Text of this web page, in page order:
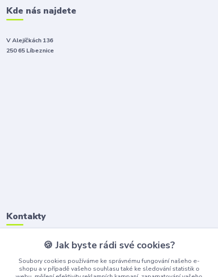
Kde nás najdete
V Alejíčkách 136
250 65 Líbeznice
Kontakty
(Po-Pá, 8-16 hod.)
🍪 Jak byste rádi své cookies?
Soubory cookies používáme ke správnému fungování našeho e-
shopu a v případě vašeho souhlasu také ke sledování statistik o